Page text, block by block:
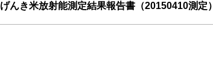
げんき米放射能測定結果報告書（20150410測定）